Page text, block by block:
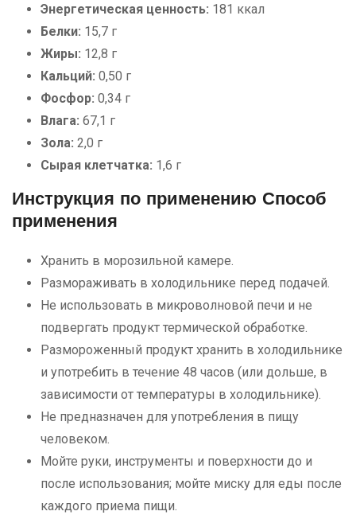
Энергетическая ценность: 181 ккал
Белки: 15,7 г
Жиры: 12,8 г
Кальций: 0,50 г
Фосфор: 0,34 г
Влага: 67,1 г
Зола: 2,0 г
Сырая клетчатка: 1,6 г
Инструкция по применению Способ
применения
Хранить в морозильной камере.
Размораживать в холодильнике перед подачей.
Не использовать в микроволновой печи и не
подвергать продукт термической обработке.
Размороженный продукт хранить в холодильнике
и употребить в течение 48 часов (или дольше, в
зависимости от температуры в холодильнике).
Не предназначен для употребления в пищу
человеком.
Мойте руки, инструменты и поверхности до и
после использования; мойте миску для еды после
каждого приема пищи.